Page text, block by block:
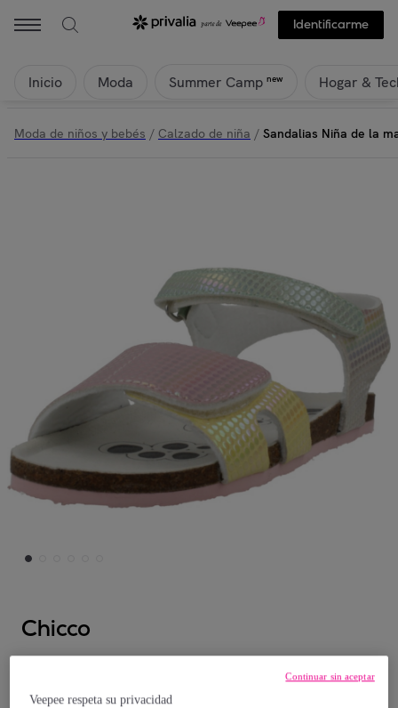
Identificarme
Inicio Moda Summer Camp new Hogar &
Moda de niños y bebés / Calzado de niña / Sandalias Niña de la
Chicco
Sandalias Niña de la marca CHICCO
modelo SANDALIA FRULLY MULTICOLOR
Veepee respeta su privacidad
Continuar sin aceptar